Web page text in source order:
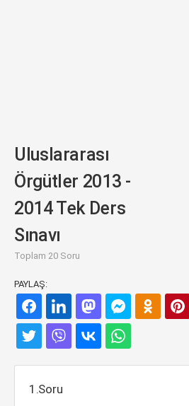
Uluslararası
Örgütler 2013 -
2014 Tek Ders
Sınavı
Toplam 20 Soru
PAYLAŞ:
1.Soru